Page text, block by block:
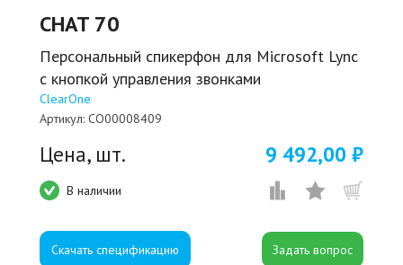
CHAT 70
Персональный спикерфон для Microsoft Lync
с кнопкой управления звонками
ClearOne
Артикул: CO00008409
Цена, шт. 9 492,00 ₽
В наличии
Скачать спецификацию